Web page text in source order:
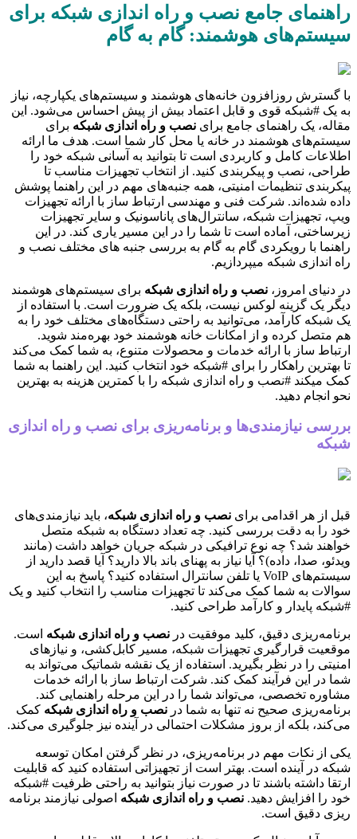
راهنمای جامع نصب و راه اندازی شبکه برای
سیستم‌های هوشمند: گام به گام
با گسترش روزافزون خانه‌های هوشمند و سیستم‌های یکپارچه، نیاز
به یک #شبکه قوی و قابل اعتماد بیش از پیش احساس می‌شود. این
مقاله، یک راهنمای جامع برای نصب و راه اندازی شبکه برای
سیستم‌های هوشمند در خانه یا محل کار شما است. هدف ما ارائه
اطلاعات کامل و کاربردی است تا بتوانید به آسانی شبکه خود را
طراحی، نصب و پیکربندی کنید. از انتخاب تجهیزات مناسب تا
پیکربندی تنظیمات امنیتی، همه جنبه‌های مهم در این راهنما پوشش
داده شده‌اند. شرکت فنی و مهندسی ارتباط ساز با ارائه تجهیزات
ویپ، تجهیزات شبکه، سانترال‌های پاناسونیک و سایر تجهیزات
زیرساختی، آماده است تا شما را در این مسیر یاری کند. در این
راهنما با رویکردی گام به گام به بررسی جنبه های مختلف نصب و
راه اندازی شبکه میپردازیم.
در دنیای امروز، نصب و راه اندازی شبکه برای سیستم‌های هوشمند
دیگر یک گزینه لوکس نیست، بلکه یک ضرورت است. با استفاده از
یک شبکه کارآمد، می‌توانید به راحتی دستگاه‌های مختلف خود را به
هم متصل کرده و از امکانات خانه هوشمند خود بهره‌مند شوید.
ارتباط ساز با ارائه خدمات و محصولات متنوع، به شما کمک می‌کند
تا بهترین راهکار را برای #شبکه خود انتخاب کنید. این راهنما به شما
کمک میکند #نصب و راه اندازی شبکه را با کمترین هزینه به بهترین
نحو انجام دهید.
بررسی نیازمندی‌ها و برنامه‌ریزی برای نصب و راه اندازی
شبکه
قبل از هر اقدامی برای نصب و راه اندازی شبکه، باید نیازمندی‌های
خود را به دقت بررسی کنید. چه تعداد دستگاه به شبکه متصل
خواهند شد؟ چه نوع ترافیکی در شبکه جریان خواهد داشت (مانند
ویدئو، صدا، داده)؟ آیا نیاز به پهنای باند بالا دارید؟ آیا قصد دارید از
سیستم‌های VoIP یا تلفن سانترال استفاده کنید؟ پاسخ به این
سوالات به شما کمک می‌کند تا تجهیزات مناسب را انتخاب کنید و یک
#شبکه پایدار و کارآمد طراحی کنید.
برنامه‌ریزی دقیق، کلید موفقیت در نصب و راه اندازی شبکه است.
موقعیت قرارگیری تجهیزات شبکه، مسیر کابل‌کشی، و نیازهای
امنیتی را در نظر بگیرید. استفاده از یک نقشه شماتیک می‌تواند به
شما در این فرآیند کمک کند. شرکت ارتباط ساز با ارائه خدمات
مشاوره تخصصی، می‌تواند شما را در این مرحله راهنمایی کند.
برنامه‌ریزی صحیح نه تنها به شما در نصب و راه اندازی شبکه کمک
می‌کند، بلکه از بروز مشکلات احتمالی در آینده نیز جلوگیری می‌کند.
یکی از نکات مهم در برنامه‌ریزی، در نظر گرفتن امکان توسعه
شبکه در آینده است. بهتر است از تجهیزاتی استفاده کنید که قابلیت
ارتقا داشته باشند تا در صورت نیاز بتوانید به راحتی ظرفیت #شبکه
خود را افزایش دهید. نصب و راه اندازی شبکه اصولی نیازمند برنامه
ریزی دقیق است.